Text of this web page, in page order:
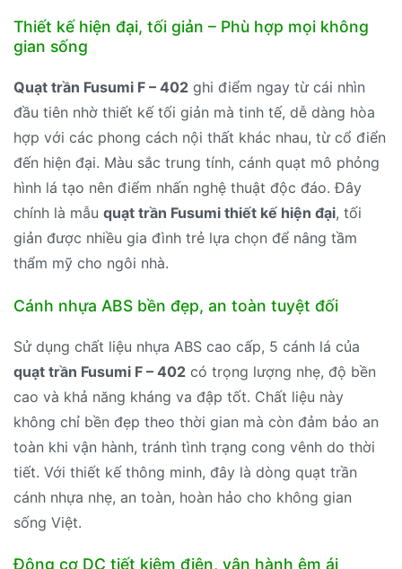
Thiết kế hiện đại, tối giản – Phù hợp mọi không
gian sống
Quạt trần Fusumi F – 402 ghi điểm ngay từ cái nhìn
đầu tiên nhờ thiết kế tối giản mà tinh tế, dễ dàng hòa
hợp với các phong cách nội thất khác nhau, từ cổ điển
đến hiện đại. Màu sắc trung tính, cánh quạt mô phỏng
hình lá tạo nên điểm nhấn nghệ thuật độc đáo. Đây
chính là mẫu quạt trần Fusumi thiết kế hiện đại, tối
giản được nhiều gia đình trẻ lựa chọn để nâng tầm
thẩm mỹ cho ngôi nhà.
Cánh nhựa ABS bền đẹp, an toàn tuyệt đối
Sử dụng chất liệu nhựa ABS cao cấp, 5 cánh lá của
quạt trần Fusumi F – 402 có trọng lượng nhẹ, độ bền
cao và khả năng kháng va đập tốt. Chất liệu này
không chỉ bền đẹp theo thời gian mà còn đảm bảo an
toàn khi vận hành, tránh tình trạng cong vênh do thời
tiết. Với thiết kế thông minh, đây là dòng quạt trần
cánh nhựa nhẹ, an toàn, hoàn hảo cho không gian
sống Việt.
Động cơ DC tiết kiệm điện, vận hành êm ái